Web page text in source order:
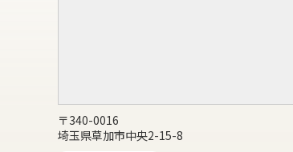
〒340-0016
埼玉県草加市中央2-15-8